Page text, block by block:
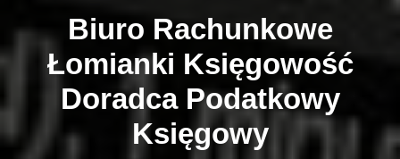
Biuro Rachunkowe
Łomianki Księgowość
Doradca Podatkowy
Księgowy